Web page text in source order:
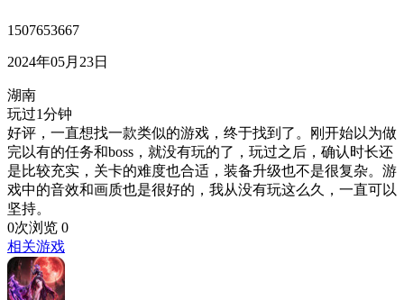
1507653667
2024年05月23日
湖南
玩过1分钟
好评，一直想找一款类似的游戏，终于找到了。刚开始以为做
完以有的任务和boss，就没有玩的了，玩过之后，确认时长还
是比较充实，关卡的难度也合适，装备升级也不是很复杂。游
戏中的音效和画质也是很好的，我从没有玩这么久，一直可以
坚持。
0次浏览 0
相关游戏